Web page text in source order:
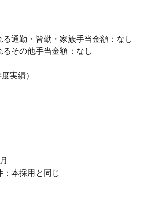
通勤・皆勤・家族手当金額：なし
その他手当金額：なし
実績）